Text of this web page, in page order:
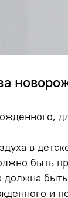
в
быть
должна
и